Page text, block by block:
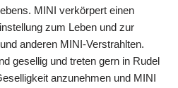
MINI verkörpert einen
zum Leben und zur
anderen MINI-Verstrahlten.
gesellig und treten gern in Rudel
anzunehmen und MINI